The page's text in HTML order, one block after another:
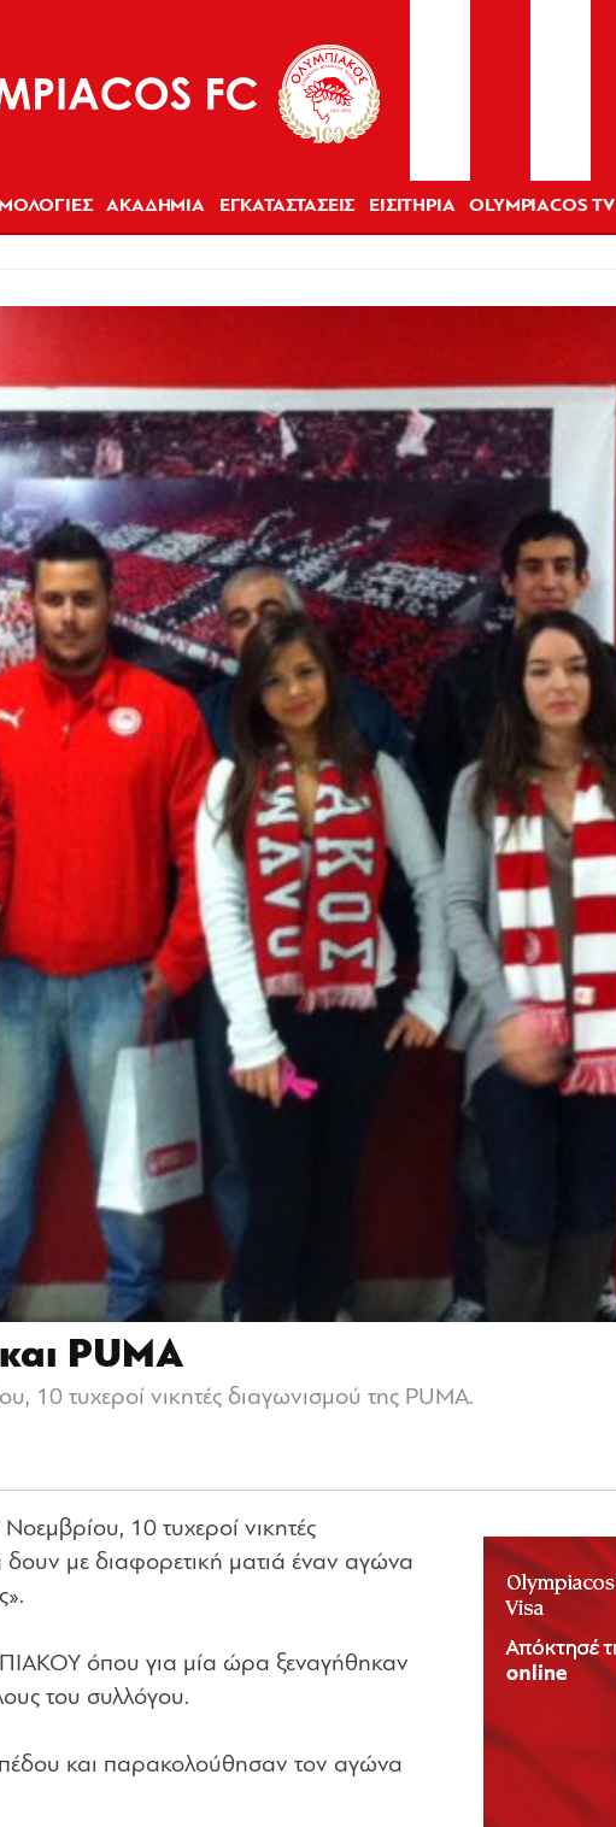
ΑΚΑΔΗΜΙΑ ΕΓΚΑΤΑΣΤΑΣΕΙΣ ΕΙΣΙΤΗΡΙΑ OLYMPIACOS TV
PUMA
10 τυχεροί νικητές διαγωνισμού της PUMA.
10 τυχεροί νικητές
δουν με διαφορετική ματιά έναν αγώνα
όπου για μία ώρα ξεναγήθηκαν
του συλλόγου.
και παρακολούθησαν τον αγώνα